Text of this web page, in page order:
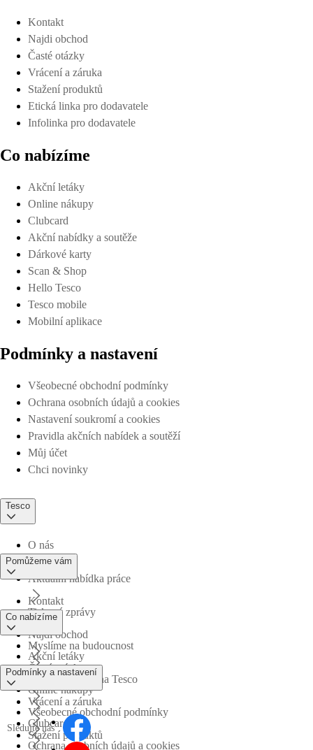
Kontakt
Najdi obchod
Časté otázky
Vrácení a záruka
Stažení produktů
Etická linka pro dodavatele
Infolinka pro dodavatele
Co nabízíme
Akční letáky
Online nákupy
Clubcard
Akční nabídky a soutěže
Dárkové karty
Scan & Shop
Hello Tesco
Tesco mobile
Mobilní aplikace
Podmínky a nastavení
Všeobecné obchodní podmínky
Ochrana osobních údajů a cookies
Nastavení soukromí a cookies
Pravidla akčních nabídek a soutěží
Můj účet
Chci novinky
Tesco
O nás
Aktuální nabídka práce
Tiskové zprávy
Myslíme na budoucnost
Obchodní skupina Tesco
Pomůžeme vám
Kontakt
Najdi obchod
Časté otázky
Vrácení a záruka
Stažení produktů
Co nabízíme
Akční letáky
Online nákupy
Clubcard
Podmínky a nastavení
Všeobecné obchodní podmínky
Ochrana osobních údajů a cookies
Sledujte nás